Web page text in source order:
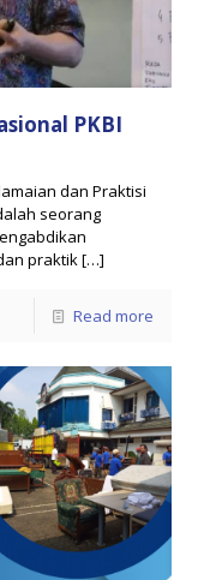
PKBI
dan Praktisi
seorang
praktik[…]
Read more